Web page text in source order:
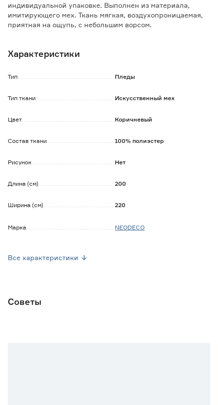
индивидуальной упаковке. Выполнен из материала,
имитирующего мех. Ткань мягкая, воздухопроницаемая,
приятная на ощупь, с небольшим ворсом.
Гипоаллергенный.
Особенности и преимущества:
стирок;
- мягкий и приятный на ощупь;
Рекомендуется деликатный режим стирки при 30
Характеристики
Тип Пледы
Тип ткани Искусственный мех
Цвет Коричневый
Состав ткани 100% полиэстер
Рисунок Нет
Длина (см) 200
Ширина (см) 220
Марка NEODECO
Все характеристики
Советы